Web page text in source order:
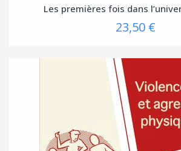
Les premières fois dans
23,50 €